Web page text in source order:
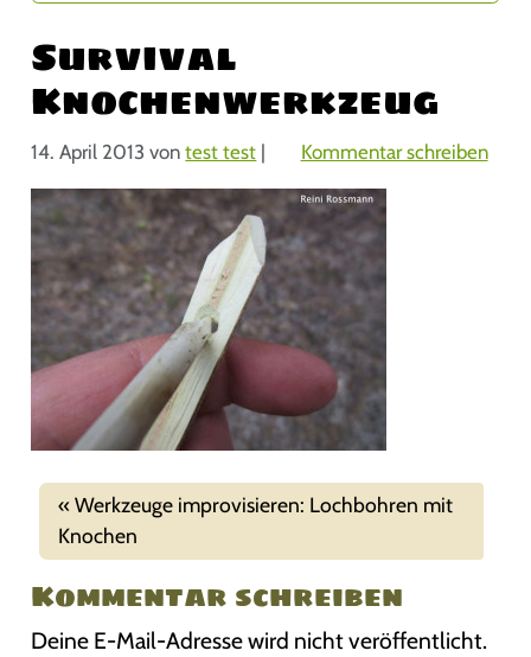
Survival
Knochenwerkzeug
14. April 2013 vontest test | Kommentar schreiben
Werkzeuge improvisieren: Lochbohren mit
Knochen
Kommentar schreiben
Deine E-Mail-Adresse wird nicht veröffentlicht.